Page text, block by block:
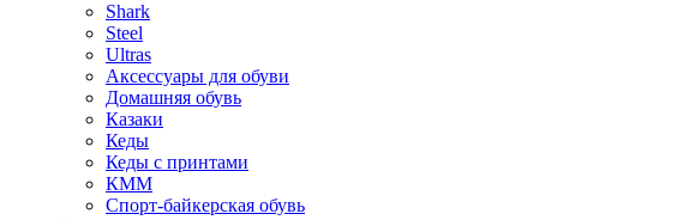
Shark
Steel
Ultras
Аксессуары для обуви
Домашняя обувь
Казаки
Кеды
Кеды с принтами
КММ
Спорт-байкерская обувь